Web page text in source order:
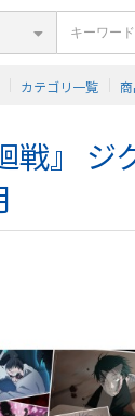
カテゴリ一覧
戦』